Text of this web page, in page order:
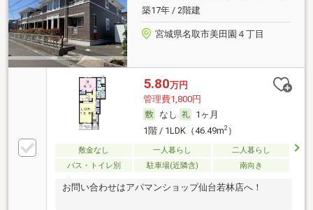
築17年 / 2階建
宮城県名取市美田園４丁目
5.80万円
管理費1,800円
なし
1ヶ月
1階 / 1LDK（46.49m2）
敷金なし 一人暮らし
二人暮らし
バス・トイレ別
駐車場(近隣含) 南向き
お問い合わせはアパマンショップ仙台若林店へ！